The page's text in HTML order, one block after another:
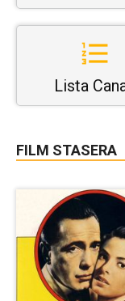
Lista
FILM STASERA